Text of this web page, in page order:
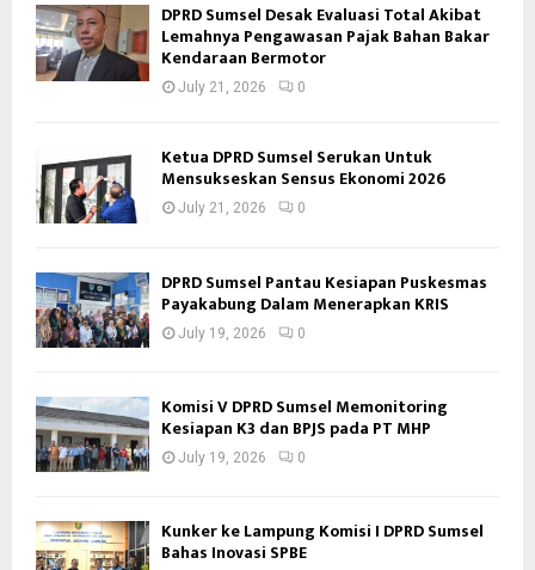
DPRD Sumsel Desak Evaluasi Total Akibat
Lemahnya Pengawasan Pajak Bahan Bakar
Kendaraan Bermotor
July 21, 2026 0
Ketua DPRD Sumsel Serukan Untuk
Mensukseskan Sensus Ekonomi 2026
July 21, 2026 0
DPRD Sumsel Pantau Kesiapan Puskesmas
Payakabung Dalam Menerapkan KRIS
July 19, 2026 0
Komisi V DPRD Sumsel Memonitoring
Kesiapan K3 dan BPJS pada PT MHP
July 19, 2026 0
Kunker ke Lampung Komisi I DPRD Sumsel
Bahas Inovasi SPBE